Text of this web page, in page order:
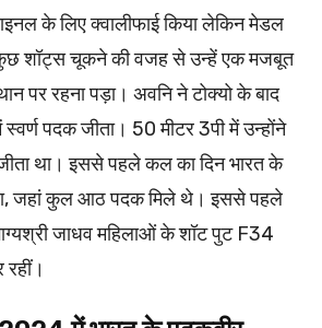
के लिए क्वालीफाई किया लेकिन मेडल
कुछ शॉट्स चूकने की वजह से उन्हें एक मजबूत
पर रहना पड़ा। अवनि ने टोक्यो के बाद
स्वर्ण पदक जीता। 50 मीटर 3पी में उन्होंने
था। इससे पहले कल का दिन भारत के
था, जहां कुल आठ पदक मिले थे। इससे पहले
जाधव महिलाओं के शॉट पुट F34